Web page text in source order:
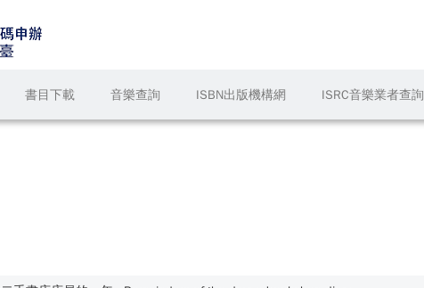
書目下載 音樂查詢 ISBN出版機構網 ISRC音樂業者查詢